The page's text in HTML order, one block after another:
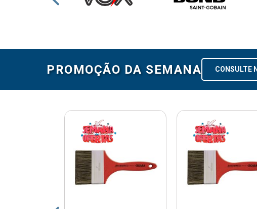
PROMOÇÃO DA SEMANA CONSULTE